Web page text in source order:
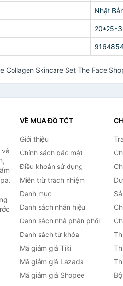
Nhật
Collagen Skincare Set The Face
và
VỀ MUA ĐỒ TỐT
Giới thiệu
Chính sách bảo mật
Điều khoản sử dụng
Miễn trừ trách nhiệm
Danh mục
Danh sách nhãn hiệu
Danh sách nhà phân phối
Danh sách từ khóa
Mã giảm giá Tiki
Mã giảm giá Lazada
Mã giảm giá Shopee